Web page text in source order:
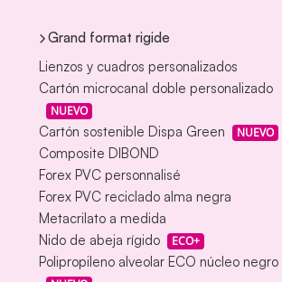
Grand format rigide
Lienzos y cuadros personalizados
Cartón microcanal doble personalizado
NUEVO
Cartón sostenible Dispa Green NUEVO
Composite DIBOND
Forex PVC personnalisé
Forex PVC reciclado alma negra
Metacrilato a medida
Nido de abeja rígido
ECO+
Polipropileno alveolar ECO núcleo negro